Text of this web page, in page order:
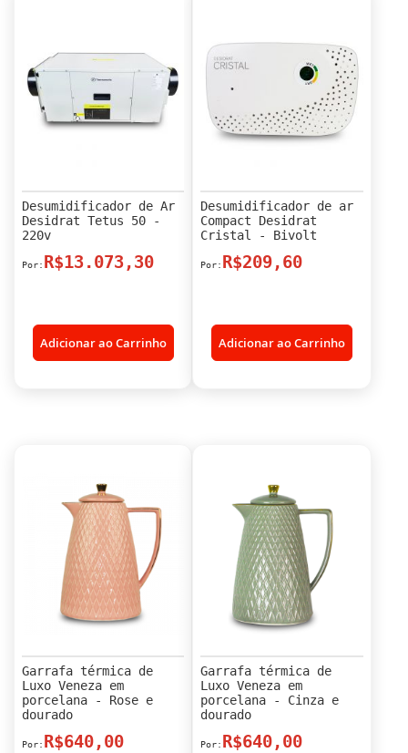
Desumidificador de Ar
Desidrat Tetus 50 -
220v
R$13.073,30
Adicionar ao Carrinho
Desumidificador de ar
Compact Desidrat
Cristal - Bivolt
R$209,60
Adicionar ao Carrinho
Garrafa térmica de
Luxo Veneza em
porcelana - Rose e
dourado
R$640,00
Garrafa térmica de
Luxo Veneza em
porcelana - Cinza e
dourado
R$640,00